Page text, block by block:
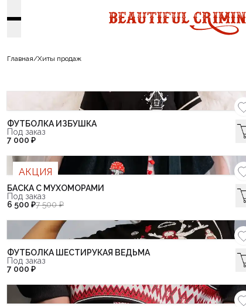
Главная/Хиты продаж
ФУТБОЛКА ИЗБУШКА
Под заказ
7 000 ₽
АКЦИЯ
БАСКА С МУХОМОРАМИ
Под заказ
6 500 ₽7 500 ₽
ФУТБОЛКА ШЕСТИРУКАЯ ВЕДЬМА
Под заказ
7 000 ₽